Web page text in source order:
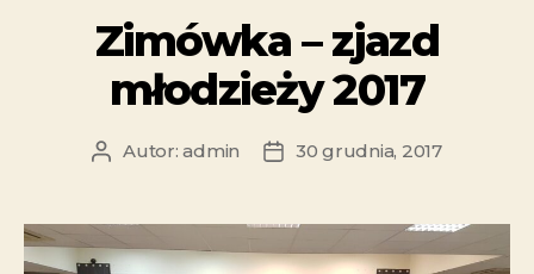
Zimówka – zjazd
młodzieży 2017
Autor:admin 30 grudnia, 2017